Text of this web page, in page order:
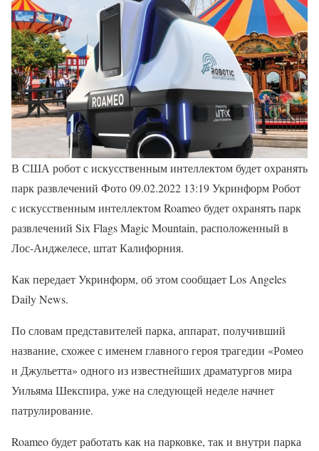
В США робот с искусственным интеллектом будет охранять
парк развлечений Фото 09.02.2022 13:19 Укринформ Робот
с искусственным интеллектом Roameo будет охранять парк
развлечений Six Flags Magic Mountain, расположенный в
Лос-Анджелесе, штат Калифорния.
Как передает Укринформ, об этом сообщает Los Angeles
Daily News.
По словам представителей парка, аппарат, получивший
название, схожее с именем главного героя трагедии «Ромео
и Джульетта» одного из известнейших драматургов мира
Уильяма Шекспира, уже на следующей неделе начнет
патрулирование.
Roameo будет работать как на парковке, так и внутри парка